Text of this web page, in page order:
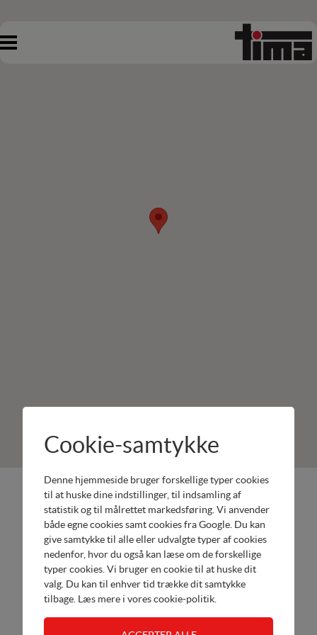
JJ Motor &
Marine
Kallerupvej
246
Kalundborg
Tel.
20777787
Produkter:
Honda
Marine
Værksted
Cookie-samtykke
Denne hjemmeside bruger forskellige typer cookies
til at huske dine indstillinger, til indsamling af
statistik og til målrettet markedsføring. Vi anvender
både egne cookies samt cookies fra Google. Du kan
give samtykke til alle eller udvalgte typer af cookies
nedenfor, hvor du også kan læse om de forskellige
typer cookies. Vi bruger en cookie til at huske dit
valg. Du kan til enhver tid trække dit samtykke
tilbage. Læs mere i vores cookie-politik